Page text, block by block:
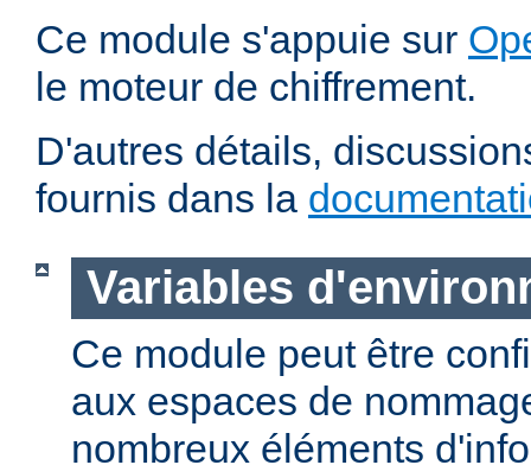
Ce module s'appuie sur
le moteur de chiffrement.
D'autres détails,
fournis dans la
Variables
Ce module peut être
aux espaces de
nombreux éléments